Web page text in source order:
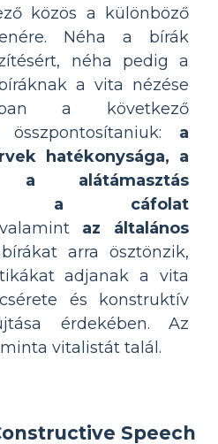
közös a különböző
Néha a bírák
néha pedig a
a vita nézése
a következő
a
hatékonysága, a
alátámasztás
a cáfolat
az általános
arra ösztönzik,
adjanak a vita
és konstruktív
érdekében. Az
vitalistát talál.